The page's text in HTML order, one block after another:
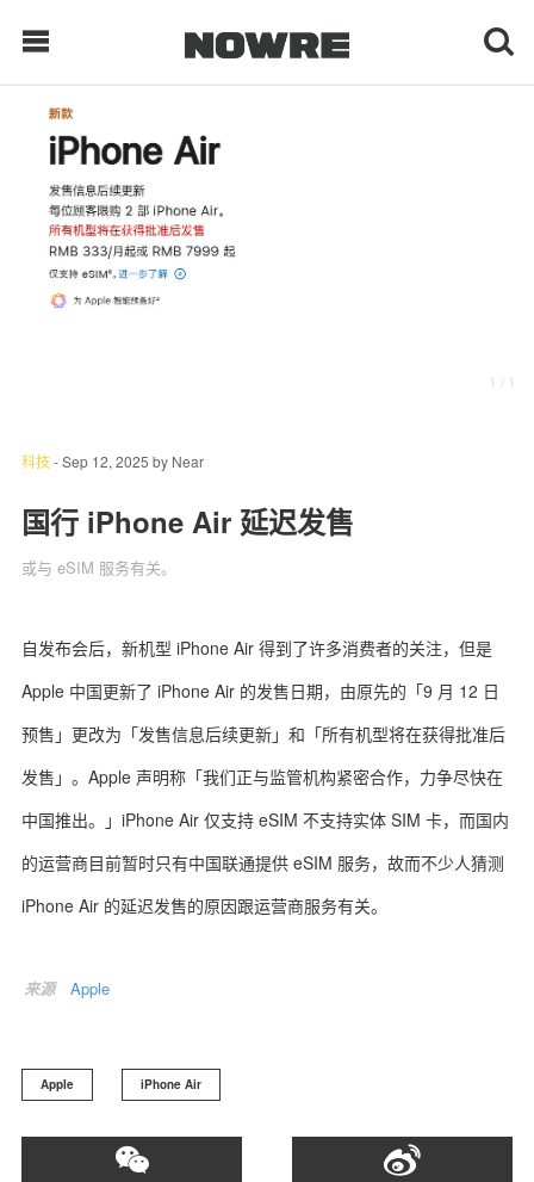
现客视点
科 技
联系我们
1 / 1
科技 -Sep 12, 2025 by Near
国行 iPhone Air 延迟发售
或与 eSIM 服务有关。
自发布会后，新机型 iPhone Air 得到了许多消费者的关注，但是
Apple 中国更新了 iPhone Air 的发售日期，由原先的「9 月 12 日
预售」更改为「发售信息后续更新」和「所有机型将在获得批准后
发售」。Apple 声明称「我们正与监管机构紧密合作，力争尽快在
中国推出。」iPhone Air 仅支持 eSIM 不支持实体 SIM 卡，而国内
的运营商目前暂时只有中国联通提供 eSIM 服务，故而不少人猜测
iPhone Air 的延迟发售的原因跟运营商服务有关。
来源 Apple
Apple iPhone Air